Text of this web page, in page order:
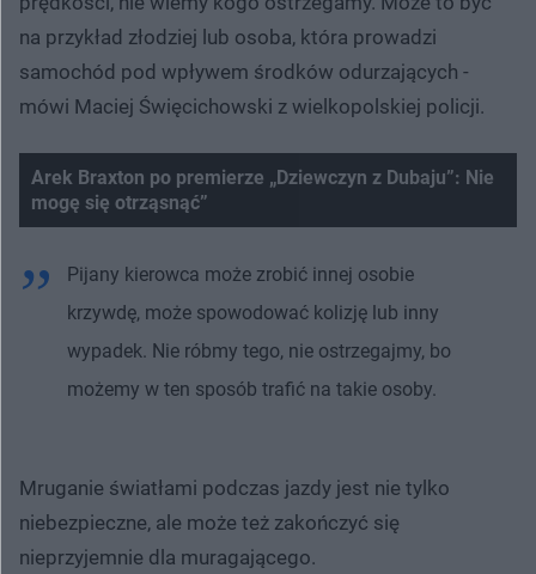
na przykład złodziej lub osoba, która prowadzi
samochód pod wpływem środków odurzających -
mówi Maciej Święcichowski z wielkopolskiej policji.
Arek Braxton po premierze „Dziewczyn z Dubaju”: Nie
mogę się otrząsnąć”
Pijany kierowca może zrobić innej osobie
krzywdę, może spowodować kolizję lub inny
wypadek. Nie róbmy tego, nie ostrzegajmy, bo
możemy w ten sposób trafić na takie osoby.
Mruganie światłami podczas jazdy jest nie tylko
niebezpieczne, ale może też zakończyć się
nieprzyjemnie dla muragającego.